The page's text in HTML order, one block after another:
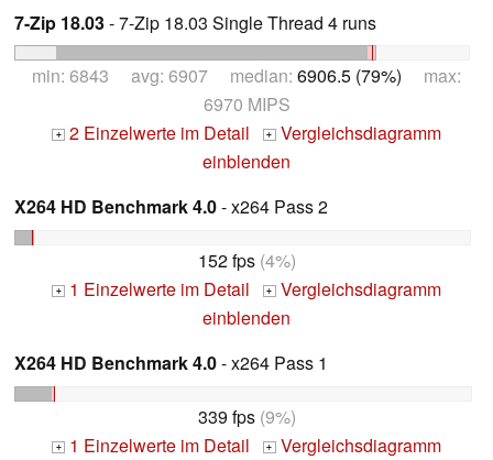
7-Zip 18.03- 7-Zip 18.03 Single Thread 4 runs
min: 6843 avg: 6907 median: 6906.5 (79%) max:
6970 MIPS
+ 2 Einzelwerte im Detail + Vergleichsdiagramm
einblenden
X264 HD Benchmark 4.0- x264 Pass 2
152 fps(4%)
+ 1 Einzelwerte im Detail + Vergleichsdiagramm
einblenden
X264 HD Benchmark 4.0- x264 Pass 1
339 fps(9%)
+ 1 Einzelwerte im Detail + Vergleichsdiagramm